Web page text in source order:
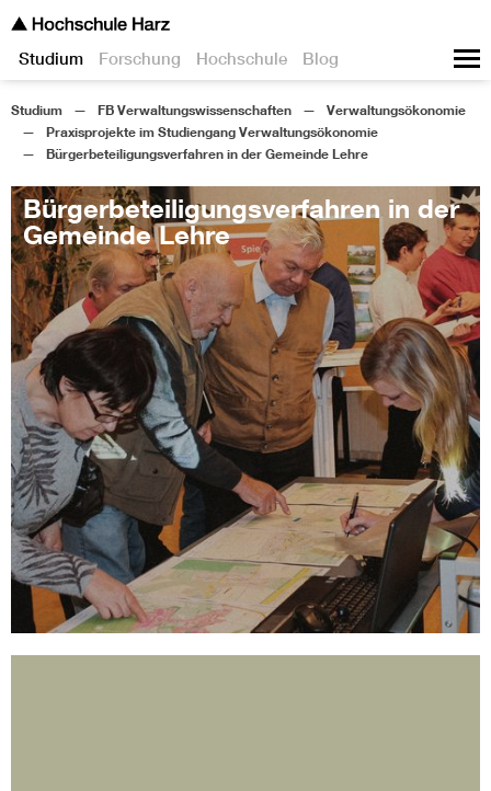
Studium Forschung Hochschule Blog
Studium FB Verwaltungswissenschaften
Verwaltungsökonomie
Praxisprojekte im Studiengang Verwaltungsökonomie
Bürgerbeteiligungsverfahren in der Gemeinde Lehre
Bürgerbeteiligungsverfahren in der
Gemeinde Lehre